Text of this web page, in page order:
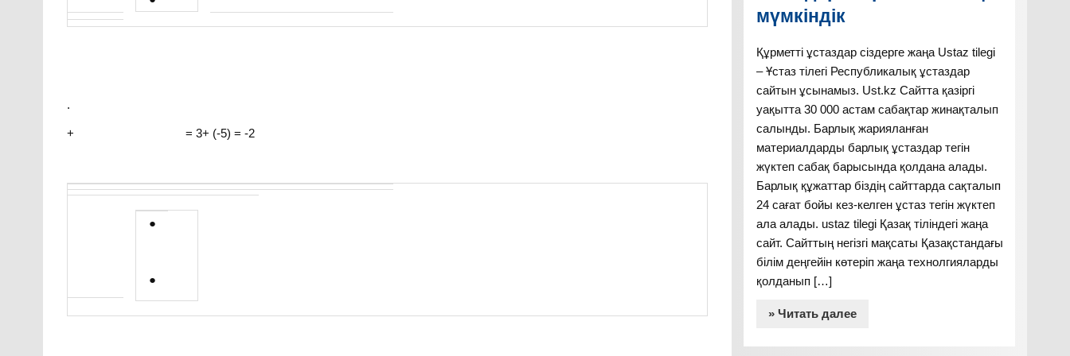
.
+ = 3+ (-5) = -2
●
●
мүмкіндік
Құрметті ұстаздар сіздерге жаңа Ustaz tilegi
– Ұстаз тілегі Республикалық ұстаздар
сайтын ұсынамыз. Ust.kz Сайтта қазіргі
уақытта 30 000 астам сабақтар жинақталып
салынды. Барлық жарияланған
материалдарды барлық ұстаздар тегін
жүктеп сабақ барысында қолдана алады.
Барлық құжаттар біздің сайттарда сақталып
24 сағат бойы кез-келген ұстаз тегін жүктеп
ала алады. ustaz tilegi Қазақ тіліндегі жаңа
сайт. Сайттың негізгі мақсаты Қазақстандағы
білім деңгейін көтеріп жаңа технолгияларды
қолданып […]
» Читать далее